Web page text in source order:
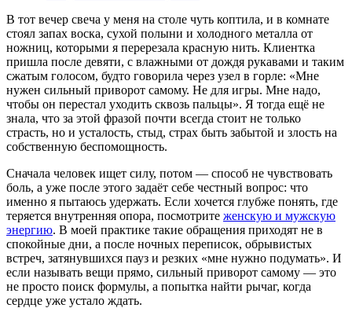
В тот вечер свеча у меня на столе чуть коптила, и в комнате
стоял запах воска, сухой полыни и холодного металла от
ножниц, которыми я перерезала красную нить. Клиентка
пришла после девяти, с влажными от дождя рукавами и таким
сжатым голосом, будто говорила через узел в горле: «Мне
нужен сильный приворот самому. Не для игры. Мне надо,
чтобы он перестал уходить сквозь пальцы». Я тогда ещё не
знала, что за этой фразой почти всегда стоит не только
страсть, но и усталость, стыд, страх быть забытой и злость на
собственную беспомощность.
Сначала человек ищет силу, потом — способ не чувствовать
боль, а уже после этого задаёт себе честный вопрос: что
именно я пытаюсь удержать. Если хочется глубже понять, где
теряется внутренняя опора, посмотрите женскую и мужскую
энергию. В моей практике такие обращения приходят не в
спокойные дни, а после ночных переписок, обрывистых
встреч, затянувшихся пауз и резких «мне нужно подумать». И
если называть вещи прямо, сильный приворот самому — это
не просто поиск формулы, а попытка найти рычаг, когда
сердце уже устало ждать.